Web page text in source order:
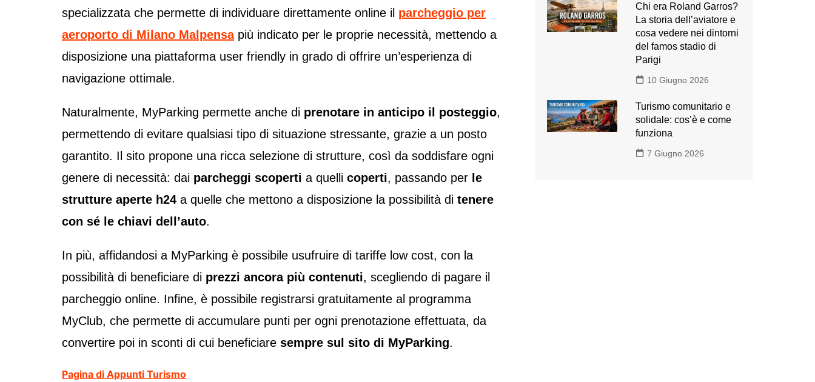
specializzata che permette di individuare direttamente online il parcheggio per
aeroporto di Milano Malpensapiù indicato per le proprie necessità, mettendo a
disposizione una piattaforma user friendly in grado di offrire un’esperienza di
navigazione ottimale.
Naturalmente, MyParking permette anche di prenotare in anticipo il posteggio,
permettendo di evitare qualsiasi tipo di situazione stressante, grazie a un posto
garantito. Il sito propone una ricca selezione di strutture, così da soddisfare ogni
genere di necessità: dai parcheggi scoperti a quelli coperti, passando per le
strutture aperte h24 a quelle che mettono a disposizione la possibilità di tenere
con sé le chiavi dell’auto.
In più, affidandosi a MyParking è possibile usufruire di tariffe low cost, con la
possibilità di beneficiare di prezzi ancora più contenuti, scegliendo di pagare il
parcheggio online. Infine, è possibile registrarsi gratuitamente al programma
MyClub, che permette di accumulare punti per ogni prenotazione effettuata, da
convertire poi in sconti di cui beneficiare sempre sul sito di MyParking.
Pagina di Appunti Turismo
Chi era Roland Garros?
La storia dell’aviatore e
cosa vedere nei dintorni
del famos stadio di
Parigi
10 Giugno 2026
Turismo comunitario e
solidale: cos’è e come
funziona
7 Giugno 2026